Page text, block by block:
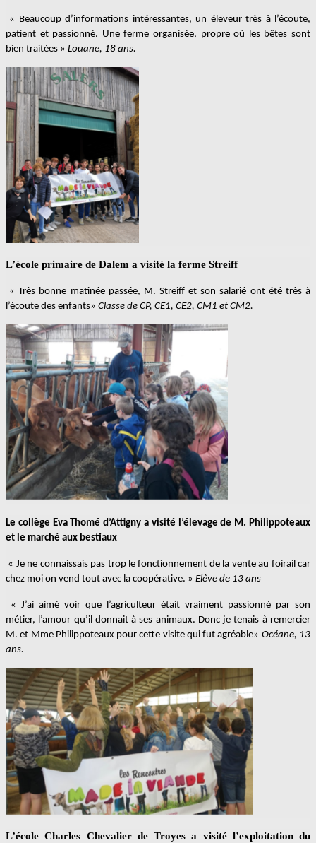
« Beaucoup d’informations intéressantes, un éleveur très à l’écoute,
patient et passionné. Une ferme organisée, propre où les bêtes sont
bien traitées » Louane, 18 ans.
L’école primaire de Dalem a visité la ferme Streiff
« Très bonne matinée passée, M. Streiff et son salarié ont été très à
l’écoute des enfants» Classe de CP, CE1, CE2, CM1 et CM2.
Le collège Eva Thomé d’Attigny a visité l’élevage de M. Philippoteaux
et le marché aux bestiaux
« Je ne connaissais pas trop le fonctionnement de la vente au foirail car
chez moi on vend tout avec la coopérative. » Elève de 13 ans
« J’ai aimé voir que l’agriculteur était vraiment passionné par son
métier, l’amour qu’il donnait à ses animaux. Donc je tenais à remercier
M. et Mme Philippoteaux pour cette visite qui fut agréable» Océane, 13
ans.
L’école Charles Chevalier de Troyes a visité l’exploitation du